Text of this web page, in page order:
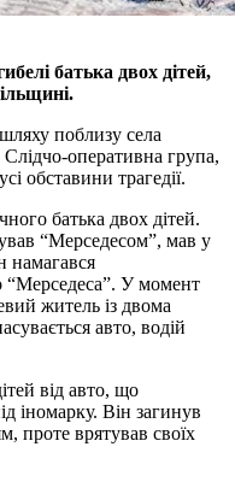
батька двох дітей,
поблизу села
оперативна група,
обставини трагедії.
батька двох дітей.
“Мерседесом”, мав у
намагався
“Мерседеса”. У момент
житель із двома
авто, водій
від авто, що
іномарку. Він загинув
проте врятував своїх